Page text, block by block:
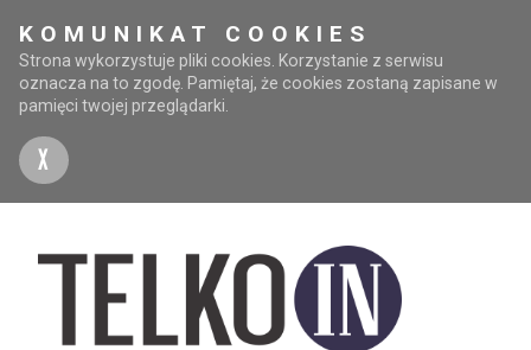
KOMUNIKAT COOKIES
Strona wykorzystuje pliki cookies. Korzystanie z serwisu
oznacza na to zgodę. Pamiętaj, że cookies zostaną zapisane w
pamięci twojej przeglądarki.
X